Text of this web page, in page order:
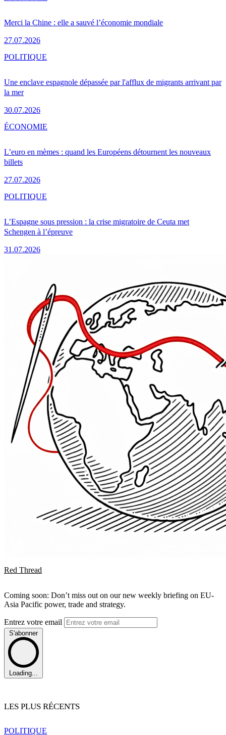
Merci la Chine : elle a sauvé l’économie mondiale
27.07.2026
Une enclave espagnole dépassée par l'afflux de migrants arrivant par
la mer
30.07.2026
POLITIQUE
L’euro en mèmes : quand les Européens détournent les nouveaux
billets
27.07.2026
ÉCONOMIE
L’Espagne sous pression : la crise migratoire de Ceuta met
Schengen à l’épreuve
31.07.2026
POLITIQUE
Red Thread
Coming soon: Don’t miss out on our new weekly briefing on EU-
Asia Pacific power, trade and strategy.
Entrez votre email
S'abonner
Loading...
LES PLUS RÉCENTS
POLITIQUE